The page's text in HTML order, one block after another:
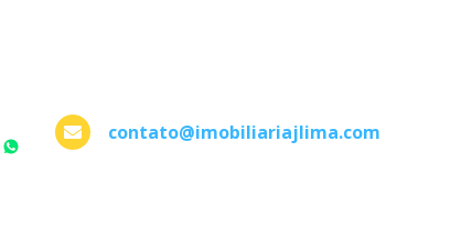
WhatsApp
contato@imobiliariajlima.com